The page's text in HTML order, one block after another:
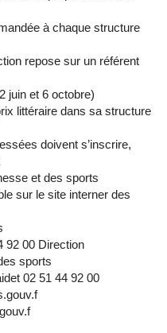
à chaque structure
repose sur un référent
juin et 6 octobre)
littéraire dans sa structure
doivent s’inscrire,
et des sports
sur le site interner des
92 00 Direction
sports
02 51 44 92 00